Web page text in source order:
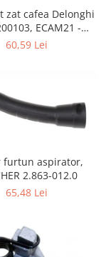
zat cafea Delonghi
ECAM21 -
ECAM25
60,59 Lei
furtun aspirator,
2.863-012.0
65,48 Lei